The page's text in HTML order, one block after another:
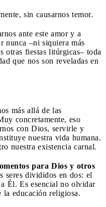
sin causarnos temor.
ante este amor y a
nunca –ni siquiera más
otras fiestas litúrgicas– toda
que nos son reveladas en
más allá de las
concretamente, eso
con Dios, servirle y
nuestra vida humana.
nuestra existencia carnal.
para Dios y otros
seres divididos en dos: el
Él. Es esencial no olvidar
la educación religiosa.